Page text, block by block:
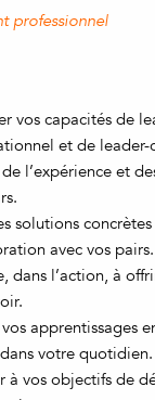
professionnel
vos capacités de
et de leader-
l’expérience et
solutions
avec vos pairs.
dans l’action, à
apprentissages
votre quotidien.
à vos objectifs de